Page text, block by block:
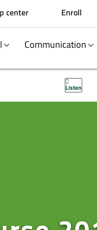
center Enroll
Communication
Listen